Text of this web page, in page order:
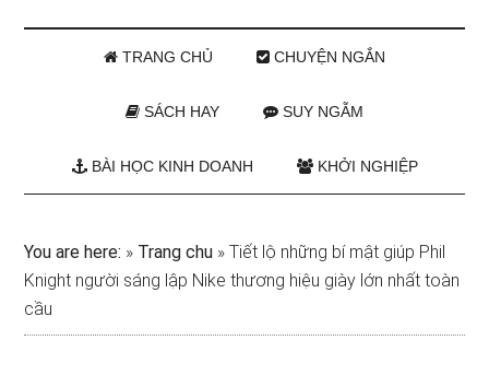
TRANG CHỦ CHUYỆN NGẮN
SÁCH HAY SUY NGẪM
BÀI HỌC KINH DOANH KHỞI NGHIỆP
You are here: » Trang chu »Tiết lộ những bí mật giúp Phil
Knight người sáng lập Nike thương hiệu giày lớn nhất toàn
cầu